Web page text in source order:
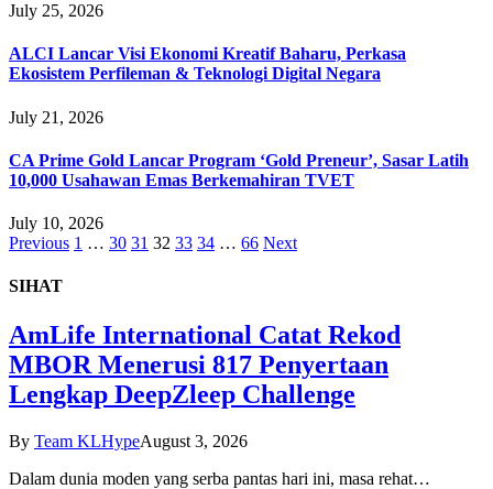
July 25, 2026
ALCI Lancar Visi Ekonomi Kreatif Baharu, Perkasa
Ekosistem Perfileman & Teknologi Digital Negara
July 21, 2026
CA Prime Gold Lancar Program ‘Gold Preneur’, Sasar Latih
10,000 Usahawan Emas Berkemahiran TVET
July 10, 2026
Previous 1 … 30 31 32 33 34 … 66 Next
SIHAT
AmLife International Catat Rekod
MBOR Menerusi 817 Penyertaan
Lengkap DeepZleep Challenge
By Team KLHypeAugust 3, 2026
Dalam dunia moden yang serba pantas hari ini, masa rehat…